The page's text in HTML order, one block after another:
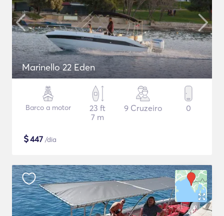
Marinello 22 Eden
Barco a motor
23 ft
7 m
9 Cruzeiro 0
$447 /dia